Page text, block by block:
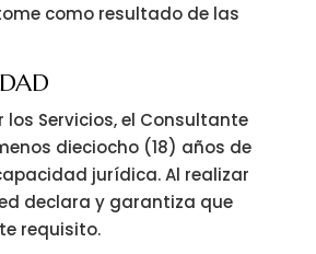
como resultado de las
Servicios, el Consultante
dieciocho (18) años de
jurídica. Al realizar
declara y garantiza que
requisito.